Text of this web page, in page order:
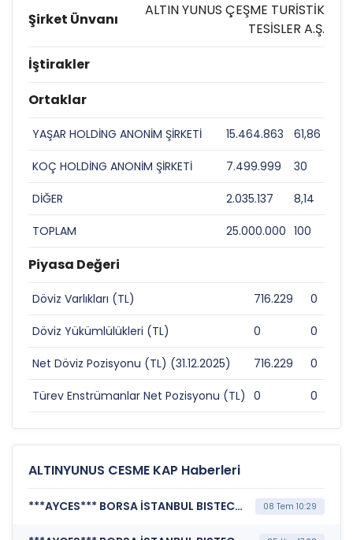
Şirket Ünvanı
ALTIN YUNUS ÇEŞME TURİSTİK
TESİSLER A.Ş.
İştirakler
Ortaklar
YAŞAR HOLDİNG ANONİM ŞİRKETİ 15.464.863 61,86
KOÇ HOLDİNG ANONİM ŞİRKETİ 7.499.999 30
DİĞER 2.035.137 8,14
TOPLAM 25.000.000 100
Piyasa Değeri
Döviz Varlıkları (TL) 716.229 0
Döviz Yükümlülükleri (TL) 0 0
Net Döviz Pozisyonu (TL) (31.12.2025) 716.229 0
Türev Enstrümanlar Net Pozisyonu (TL) 0 0
ALTINYUNUS CESME KAP Haberleri
***AYCES*** BORSA İSTANBUL BISTECH DEVRE KESİCİ UYGULAMASI (Pay Bazında Devre Kesici Bildirimi) 08 Tem 10:29